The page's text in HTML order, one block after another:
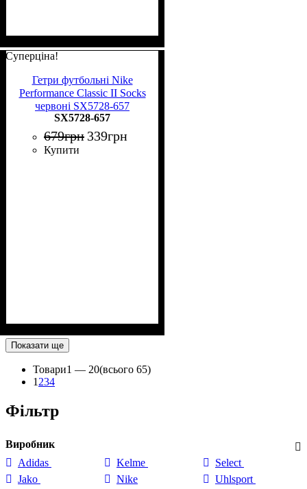
Суперціна!
Гетри футбольні Nike
Performance Classic II Socks
червоні SX5728-657
SX5728-657
679грн 339грн
Купити
Показати ще
Товари1 — 20(всього 65)
1 234
Фільтр
Виробник
Adidas
Jako
Kelme
Nike
Select
Uhlsport